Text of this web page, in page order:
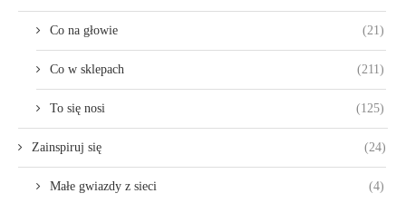
Co na głowie (21)
Co w sklepach (211)
To się nosi (125)
Zainspiruj się (24)
Małe gwiazdy z sieci (4)